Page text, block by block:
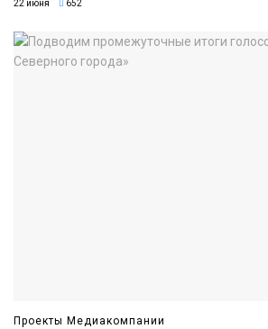
22 июня 652
Проекты Медиакомпании